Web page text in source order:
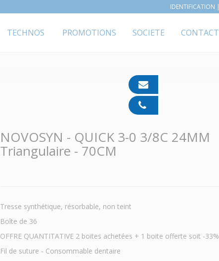
IDENTIFICATION |
TECHNOS PROMOTIONS SOCIETE CONTACT
NOVOSYN - QUICK 3-0 3/8C 24MM
Triangulaire - 70CM
Tresse synthétique, résorbable, non teint
Boîte de 36
OFFRE QUANTITATIVE 2 boites achetées + 1 boite offerte soit -33%
Fil de suture - Consommable dentaire
pharma.com
91
05
55